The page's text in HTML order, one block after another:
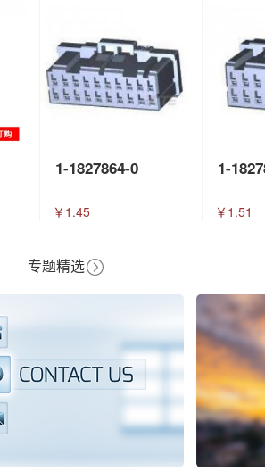
1-1827864-0
￥1.45
1-
￥1.51
专题精选